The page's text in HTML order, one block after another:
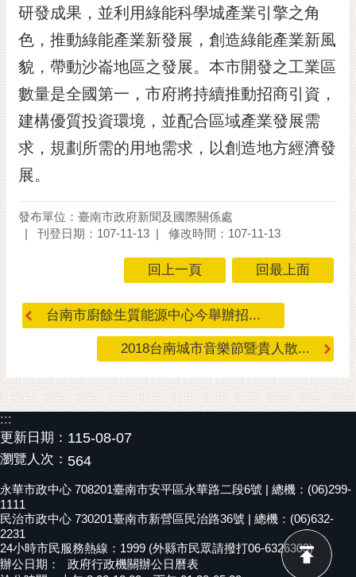
研發成果，並利用綠能科學城產業引擎之角
色，推動綠能產業新發展，創造綠能產業新風
貌，帶動沙崙地區之發展。本市開發之工業區
數量是全國第一，市府將持續推動招商引資，
建構優質投資環境，並配合區域產業發展需
求，規劃所需的用地需求，以創造地方經濟發
展。
發布單位：臺南市政府新聞及國際關係處
刊登日期：107-11-13
修改時間：107-11-13
回上一頁 回最上面
台南市廚餘生質能源中心今舉辦招...
2018台南城市音樂節暨貴人散...
:::
更新日期： 115-08-07
瀏覽人次： 564
永華市政中心 708201臺南市安平區永華路二段6號 | 總機：(06)299-
1111
民治市政中心 730201臺南市新營區民治路36號 | 總機：(06)632-
2231
24小時市民服務熱線：1999 (外縣市民眾請撥打06-6326303)
辦公日期：
政府行政機關辦公日曆表